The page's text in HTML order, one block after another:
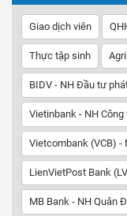
Giao dịch viên
Thực tập sinh
BIDV - NH Đầu tư
Vietinbank - NH
Vietcombank (VCB) -
LienVietPost Bank
MB Bank - NH Quân